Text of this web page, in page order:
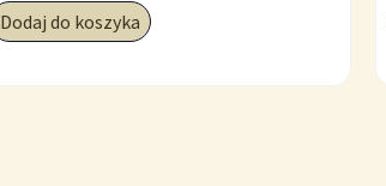
Dodaj do koszyka